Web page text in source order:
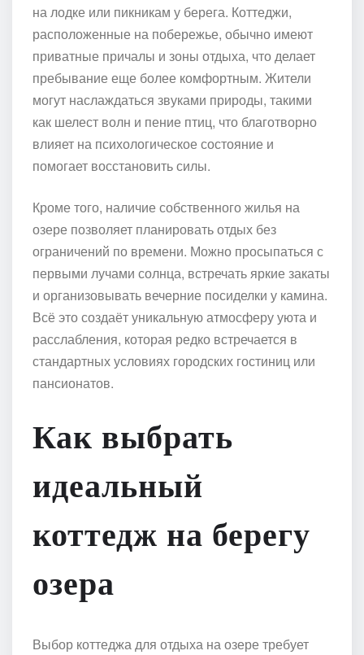
на лодке или пикникам у берега. Коттеджи,
расположенные на побережье, обычно имеют
приватные причалы и зоны отдыха, что делает
пребывание еще более комфортным. Жители
могут наслаждаться звуками природы, такими
как шелест волн и пение птиц, что благотворно
влияет на психологическое состояние и
помогает восстановить силы.
Кроме того, наличие собственного жилья на
озере позволяет планировать отдых без
ограничений по времени. Можно просыпаться с
первыми лучами солнца, встречать яркие закаты
и организовывать вечерние посиделки у камина.
Всё это создаёт уникальную атмосферу уюта и
расслабления, которая редко встречается в
стандартных условиях городских гостиниц или
пансионатов.
Как выбрать
идеальный
коттедж на берегу
озера
Выбор коттеджа для отдыха на озере требует